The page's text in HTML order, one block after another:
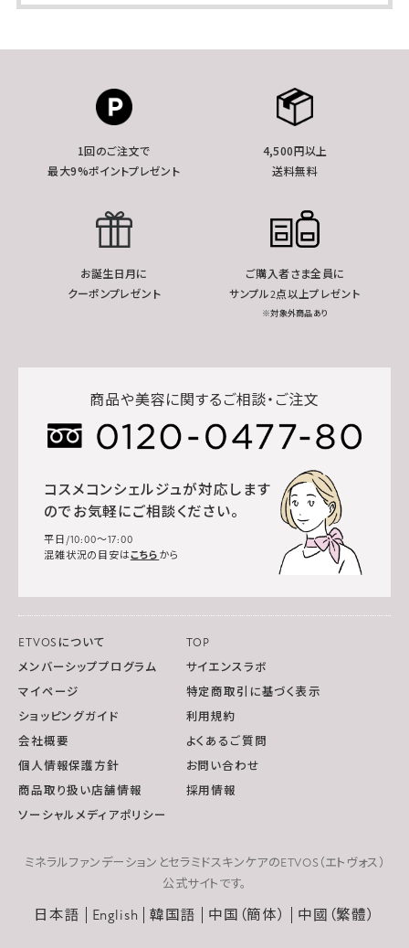
1回のご注文で
最大9%ポイントプレゼント
4,500円以上
送料無料
お誕生日月に
クーポンプレゼント
ご購入者さま全員に
サンプル2点以上プレゼント
※対象外商品あり
商品や美容に関するご相談・ご注文
コスメコンシェルジュが対応します
のでお気軽にご相談ください。
平日/10:00～17:00
混雑状況の目安はこちら から
ETVOSについて
TOP
メンバーシッププログラム
サイエンスラボ
マイページ
特定商取引に基づく表示
ショッピングガイド
利用規約
会社概要
よくあるご質問
個人情報保護方針
お問い合わせ
商品取り扱い店舗情報
採用情報
ソーシャルメディアポリシー
ミネラルファンデーションとセラミドスキンケアのETVOS（エトヴォス）
公式サイトです。
日本語 English 韓国語 中国（簡体） 中國（繁體）